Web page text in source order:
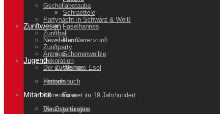
Schraettele
Faselhannes
Narro
Schorrenweible
Werners Esel
Historie
Fasnet im 19 Jahrhundert
Veranstaltungen
Gschellabstauba
Partynacht in Schwarz & Weiß
Zunftball
Zunftparty
Dekoration
Zunftwesen
Newsletter Narrenzunft
Anträge
Der Zunftshop
Fasnetsbuch
Narrentruhe
Die Organisation
Jugend
Mitarbeit